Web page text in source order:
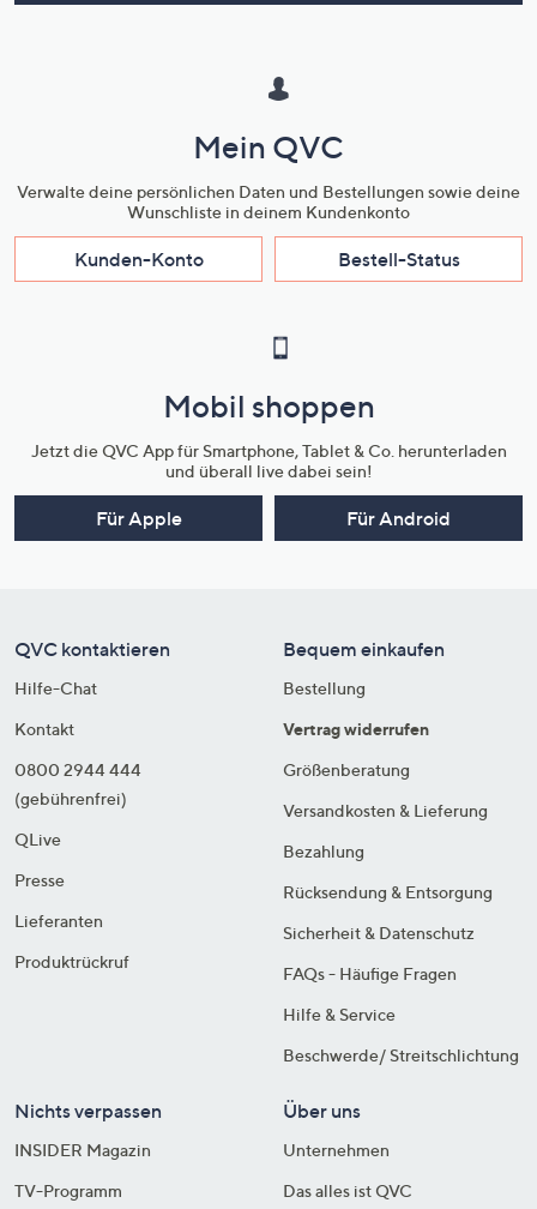
Mein QVC
Verwalte deine persönlichen Daten und Bestellungen sowie deine
Wunschliste in deinem Kundenkonto
Kunden-Konto Bestell-Status
Mobil shoppen
Jetzt die QVC App für Smartphone, Tablet & Co. herunterladen
und überall live dabei sein!
Für Apple Für Android
QVC kontaktieren
Hilfe-Chat
Kontakt
0800 2944 444
(gebührenfrei)
QLive
Presse
Lieferanten
Produktrückruf
Bequem einkaufen
Bestellung
Vertrag widerrufen
Größenberatung
Versandkosten & Lieferung
Bezahlung
Rücksendung & Entsorgung
Sicherheit & Datenschutz
FAQs - Häufige Fragen
Hilfe & Service
Beschwerde/ Streitschlichtung
Nichts verpassen
INSIDER Magazin
TV-Programm
Über uns
Unternehmen
Das alles ist QVC